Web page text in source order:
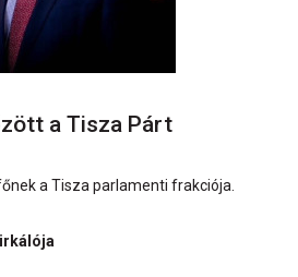
a Tisza Párt
a Tisza parlamenti frakciója.